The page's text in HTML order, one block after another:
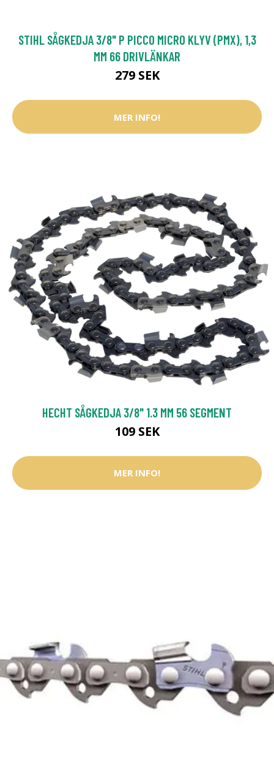
STIHL SÅGKEDJA 3/8" P PICCO MICRO KLYV (PMX), 1,3
MM 66 DRIVLÄNKAR
279 SEK
MER INFO!
HECHT SÅGKEDJA 3/8" 1.3 MM 56 SEGMENT
109 SEK
MER INFO!